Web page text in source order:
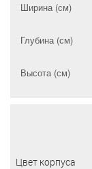
Ширина (см)
Глубина (см)
Высота (см)
Цвет корпуса